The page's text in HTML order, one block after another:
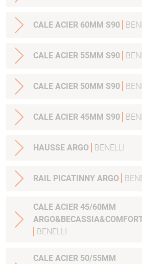
CALE ACIER 60MM S90
CALE ACIER 55MM S90
CALE ACIER 50MM S90
CALE ACIER 45MM S90
HAUSSE ARGO BENELLI
RAIL PICATINNY ARGO
CALE ACIER 45/60MM
BENELLI
CALE ACIER 50/55MM